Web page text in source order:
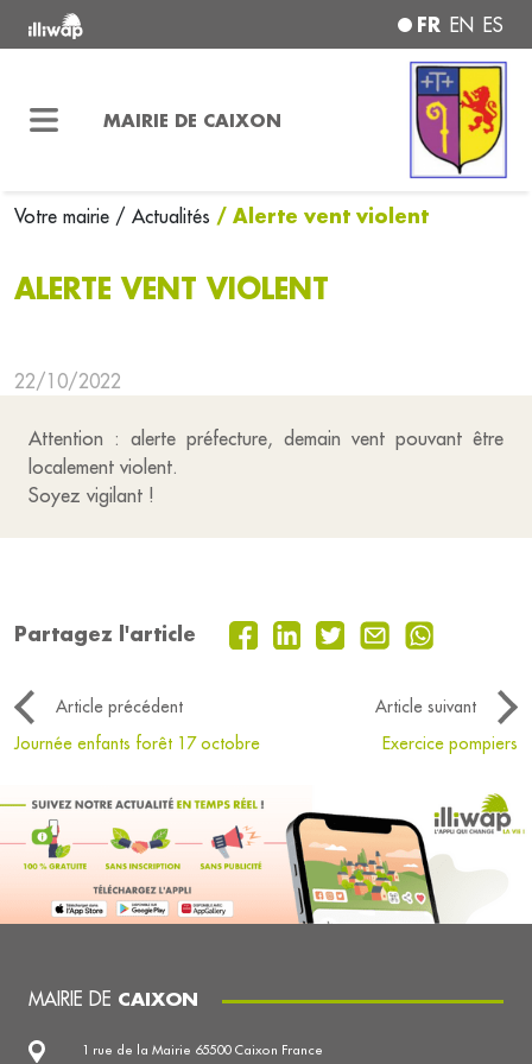
FR EN ES
MAIRIE DE CAIXON
Votre mairie / Actualités / Alerte vent violent
ALERTE VENT VIOLENT
22/10/2022
Attention : alerte préfecture, demain vent pouvant être
localement violent.
Soyez vigilant !
Partagez l'article
Article précédent
Article suivant
Journée enfants forêt 17 octobre
Exercice pompiers
MAIRIE DE CAIXON
1 rue de la Mairie 65500 Caixon France